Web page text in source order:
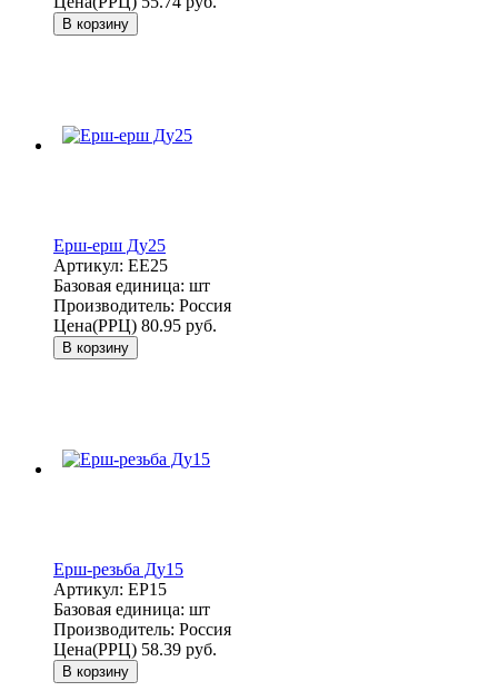
В корзину
Ерш-ерш Ду25
Артикул: ЕЕ25
Базовая единица: шт
Производитель: Россия
Цена(РРЦ) 80.95 руб.
В корзину
Ерш-резьба Ду15
Артикул: ЕР15
Базовая единица: шт
Производитель: Россия
Цена(РРЦ) 58.39 руб.
В корзину